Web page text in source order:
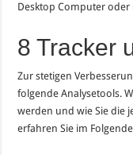
Desktop Computer
8 Tracker
Zur stetigen
folgende Analysetools.
werden und wie Sie die
erfahren Sie im